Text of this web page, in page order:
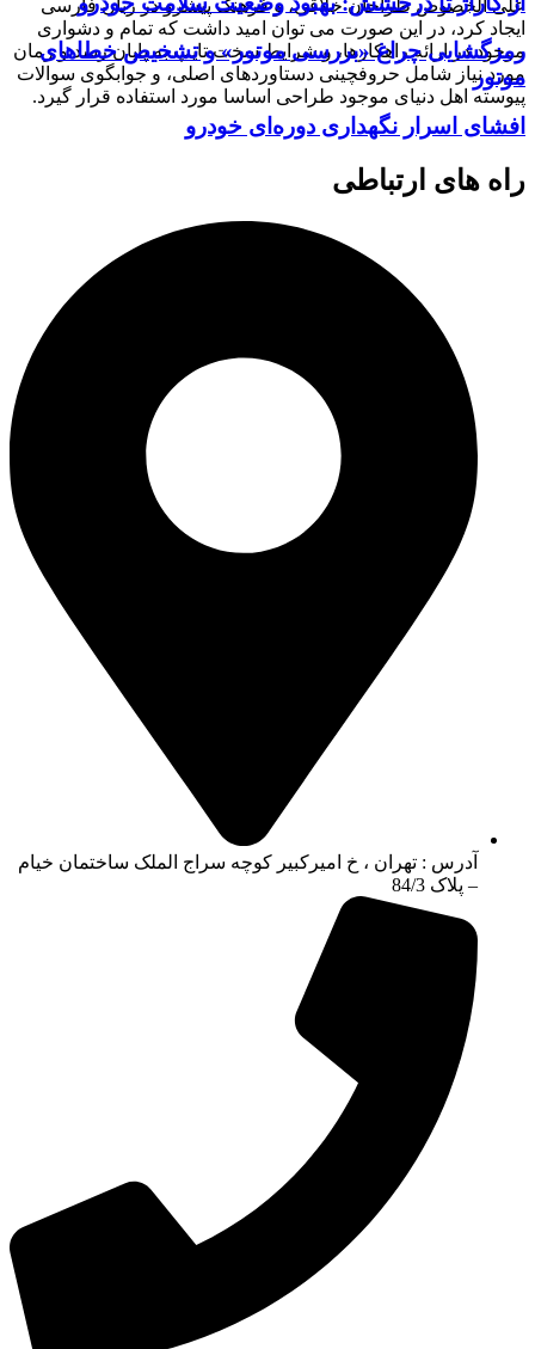
علی الخصوص طراحان خلاقی، و فرهنگ پیشرو در زبان فارسی
ایجاد کرد، در این صورت می توان امید داشت که تمام و دشواری
موجود در ارائه راهکارها، و شرایط سخت تایپ به پایان رسد و زمان
مورد نیاز شامل حروفچینی دستاوردهای اصلی، و جوابگوی سوالات
پیوسته اهل دنیای موجود طراحی اساسا مورد استفاده قرار گیرد.
رمزگشایی چراغ «بررسی موتور» و تشخیص خطاهای
موتور
افشای اسرار نگهداری دوره‌ای خودرو
راه های ارتباطی
آدرس : تهران ، خ امیرکبیر کوچه سراج الملک ساختمان خیام
– پلاک 84/3